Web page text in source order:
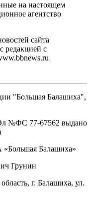
на настоящем
агентство
сайта
редакцией с
"Большая Балашиха",
№ФС ‎77-67562 выдано
Балашиха»
Грунин
г. Балашиха, ул.